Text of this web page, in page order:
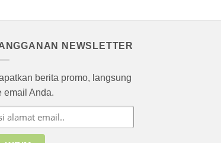
NEWSLETTER
berita promo, langsung
email Anda.